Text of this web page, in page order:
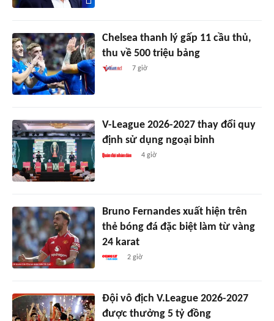
Chelsea thanh lý gấp 11 cầu thủ,
thu về 500 triệu bảng
7 giờ
V-League 2026-2027 thay đổi quy
định sử dụng ngoại binh
4 giờ
Bruno Fernandes xuất hiện trên
thẻ bóng đá đặc biệt làm từ vàng
24 karat
2 giờ
Đội vô địch V.League 2026-2027
được thưởng 5 tỷ đồng